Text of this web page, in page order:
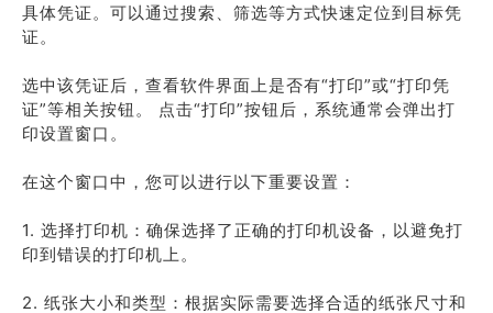
具体凭证。可以通过搜索、筛选等方式快速定位到目标凭
证。
选中该凭证后，查看软件界面上是否有“打印”或“打印凭
证”等相关按钮。 点击“打印”按钮后，系统通常会弹出打
印设置窗口。
在这个窗口中，您可以进行以下重要设置：
1. 选择打印机：确保选择了正确的打印机设备，以避免打
印到错误的打印机上。
2. 纸张大小和类型：根据实际需要选择合适的纸张尺寸和